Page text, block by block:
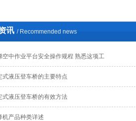
讯 / Recommended news
空中作业平台安全操作规程 熟悉这项工
式液压登车桥的主要特点
式液压登车桥的有效方法
机产品种类详述